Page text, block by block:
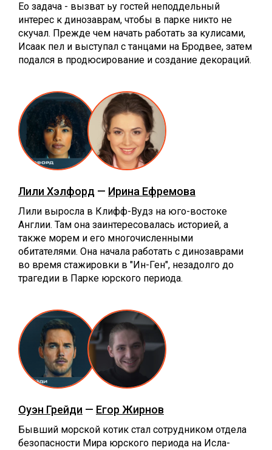
Ео задача - вызват ьу гостей неподдельный
интерес к динозаврам, чтобы в парке никто не
скучал. Прежде чем начать работать за кулисами,
Исаак пел и выступал с танцами на Бродвее, затем
подался в продюсирование и создание декораций.
Лили Хэлфорд — Ирина Ефремова
Лили выросла в Клифф-Вудз на юго-востоке
Англии. Там она заинтересовалась историей, а
также морем и его многочисленными
обитателями. Она начала работать с динозаврами
во время стажировки в "Ин-Ген", незадолго до
трагедии в Парке юрского периода.
Оуэн Грейди — Егор Жирнов
Бывший морской котик стал сотрудником отдела
безопасности Мира юрского периода на Исла-